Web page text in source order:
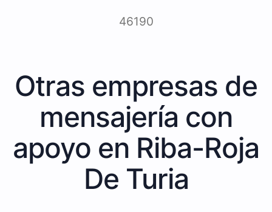
46190
Otras empresas de
mensajería con
apoyo en Riba-Roja
De Turia